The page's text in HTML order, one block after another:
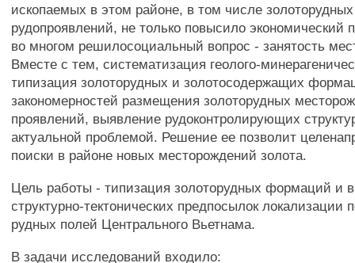
ископаемых в этом районе, в том числе
рудопроявлений, не только повысило экономический
во многом решилосоциальный вопрос - занятость
Вместе с тем, систематизация геолого-
типизация золоторудных и золотосодержащих
закономерностей размещения золоторудных
проявлений, выявление рудоконтролирующих
актуальной проблемой. Решение ее позволит
поиски в районе новых месторождений золота.
Цель работы - типизация золоторудных формаций и
структурно-тектонических предпосылок локализации
рудных полей Центрального Вьетнама.
В задачи исследований входило: